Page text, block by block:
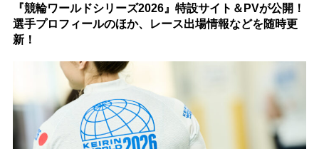
『競輪ワールドシリーズ2026』特設サイト＆PVが公開！
選手プロフィールのほか、レース出場情報などを随時更
新！